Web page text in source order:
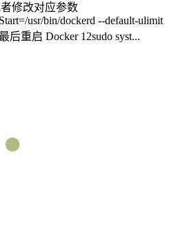
修改对应参数
usr/bin/dockerd --default-ulimit
后重启 Docker 12sudo syst...